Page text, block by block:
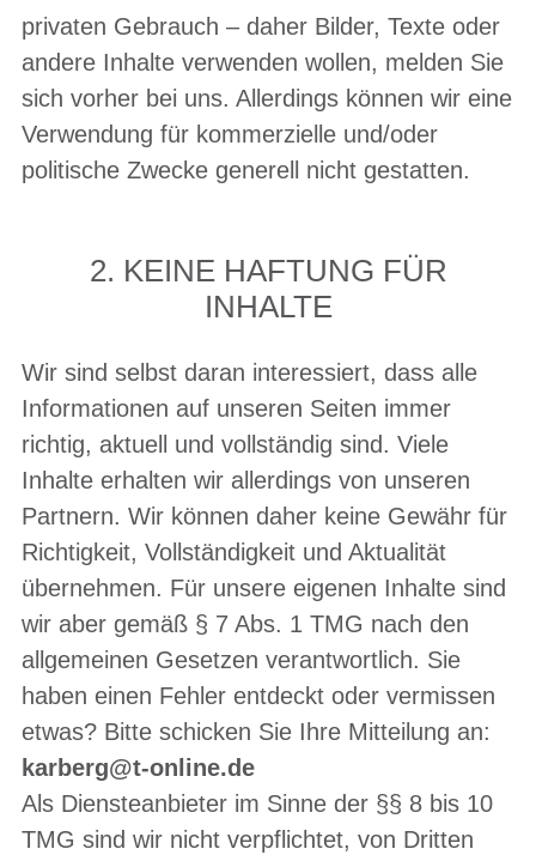
privaten Gebrauch – daher Bilder, Texte oder
andere Inhalte verwenden wollen, melden Sie
sich vorher bei uns. Allerdings können wir eine
Verwendung für kommerzielle und/oder
politische Zwecke generell nicht gestatten.
2. KEINE HAFTUNG FÜR
INHALTE
Wir sind selbst daran interessiert, dass alle
Informationen auf unseren Seiten immer
richtig, aktuell und vollständig sind. Viele
Inhalte erhalten wir allerdings von unseren
Partnern. Wir können daher keine Gewähr für
Richtigkeit, Vollständigkeit und Aktualität
übernehmen. Für unsere eigenen Inhalte sind
wir aber gemäß § 7 Abs. 1 TMG nach den
allgemeinen Gesetzen verantwortlich. Sie
haben einen Fehler entdeckt oder vermissen
etwas? Bitte schicken Sie Ihre Mitteilung an:
karberg@t-online.de
Als Diensteanbieter im Sinne der §§ 8 bis 10
TMG sind wir nicht verpflichtet, von Dritten